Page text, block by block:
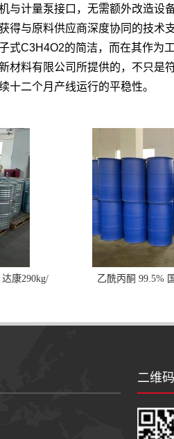
与计量泵接口，无需额外改造
得与原料供应商深度协同的技术支
式C3H4O2的简洁，而在其作为
材料有限公司所提供的，不只
十二个月产线运行的平稳性。
康290kg/
乙酰丙酮 99.5%
二维码